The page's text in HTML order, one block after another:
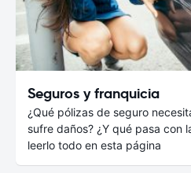
Seguros y franquicia
¿Qué pólizas de seguro
sufre daños? ¿Y qué pasa con
leerlo todo en esta página